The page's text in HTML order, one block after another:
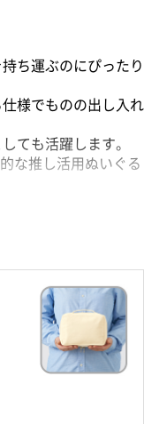
ち運ぶのにぴったり
様でものの出し入れ
ても活躍します。
な推し活用ぬいぐる
るため、エンタメグ